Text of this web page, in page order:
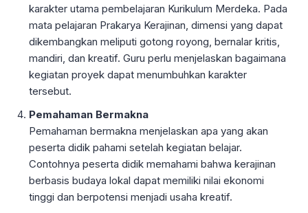
karakter utama pembelajaran Kurikulum Merdeka. Pada
mata pelajaran Prakarya Kerajinan, dimensi yang dapat
dikembangkan meliputi gotong royong, bernalar kritis,
mandiri, dan kreatif. Guru perlu menjelaskan bagaimana
kegiatan proyek dapat menumbuhkan karakter
tersebut.
Pemahaman Bermakna
Pemahaman bermakna menjelaskan apa yang akan
peserta didik pahami setelah kegiatan belajar.
Contohnya peserta didik memahami bahwa kerajinan
berbasis budaya lokal dapat memiliki nilai ekonomi
tinggi dan berpotensi menjadi usaha kreatif.